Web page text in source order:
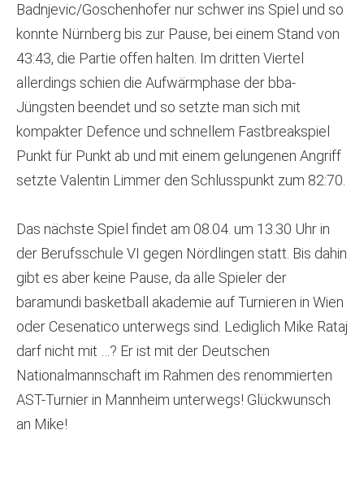
Badnjevic/Goschenhofer nur schwer ins Spiel und so
konnte Nürnberg bis zur Pause, bei einem Stand von
43:43, die Partie offen halten. Im dritten Viertel
allerdings schien die Aufwärmphase der bba-
Jüngsten beendet und so setzte man sich mit
kompakter Defence und schnellem Fastbreakspiel
Punkt für Punkt ab und mit einem gelungenen Angriff
setzte Valentin Limmer den Schlusspunkt zum 82:70.
Das nächste Spiel findet am 08.04. um 13.30 Uhr in
der Berufsschule VI gegen Nördlingen statt. Bis dahin
gibt es aber keine Pause, da alle Spieler der
baramundi basketball akademie auf Turnieren in Wien
oder Cesenatico unterwegs sind. Lediglich Mike Rataj
darf nicht mit …? Er ist mit der Deutschen
Nationalmannschaft im Rahmen des renommierten
AST-Turnier in Mannheim unterwegs! Glückwunsch
an Mike!